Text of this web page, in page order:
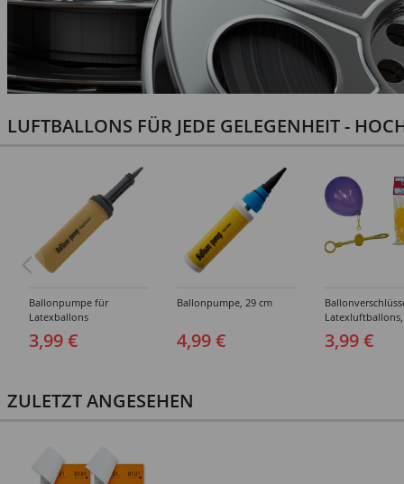
LUFTBALLONS FÜR JEDE GELEGENHEIT -
Ballonpumpe für
Latexballons
3,99 €
Ballonpumpe, 29 cm
4,99 €
Stück
3,99 €
ZULETZT ANGESEHEN